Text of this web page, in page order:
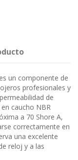
un componente de
profesionales y
de
caucho NBR
a 70 Shore A,
correctamente en
una excelente
reloj y a las